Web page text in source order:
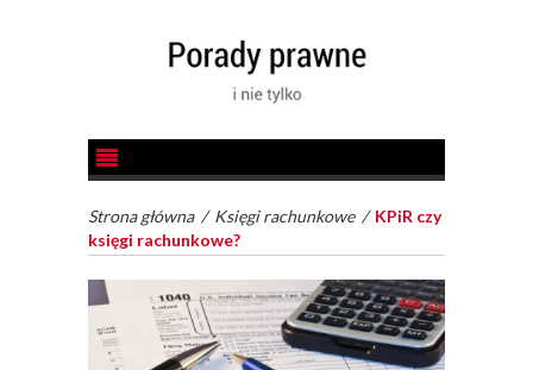
Strona główna / Księgi rachunkowe / KPiR czy
księgi rachunkowe?